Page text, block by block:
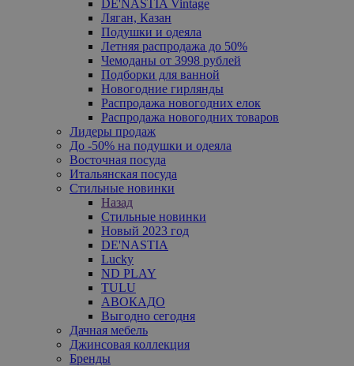
DE'NASTIA Vintage
Ляган, Казан
Подушки и одеяла
Летняя распродажа до 50%
Чемоданы от 3998 рублей
Подборки для ванной
Новогодние гирлянды
Распродажа новогодних елок
Распродажа новогодних товаров
Лидеры продаж
До -50% на подушки и одеяла
Восточная посуда
Итальянская посуда
Стильные новинки
Назад
Стильные новинки
Новый 2023 год
DE'NASTIA
Lucky
ND PLAY
TULU
АВОКАДО
Выгодно сегодня
Дачная мебель
Джинсовая коллекция
Бренды